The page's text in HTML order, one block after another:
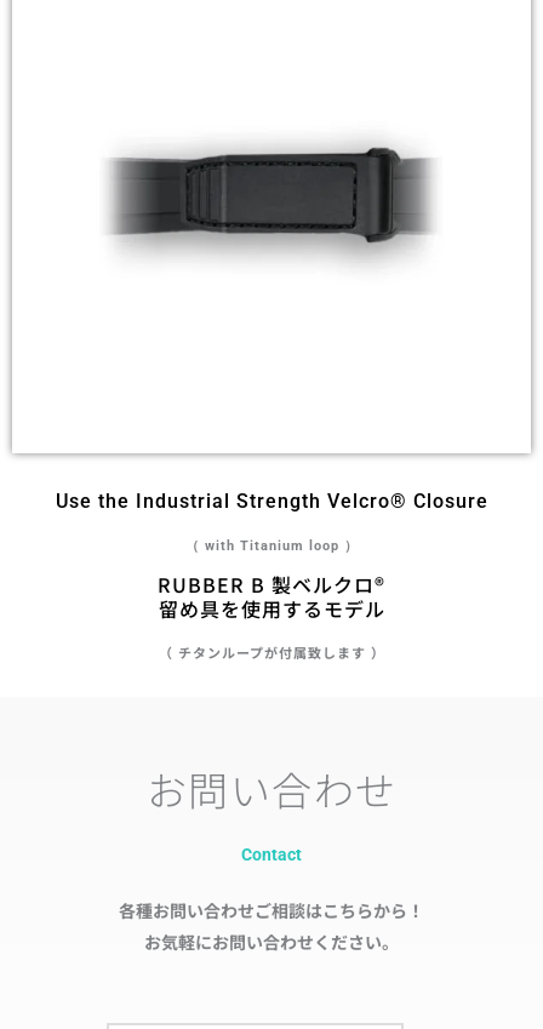
Use the Industrial Strength Velcro® Closure
（ with Titanium loop ）
RUBBER B 製ベルクロ®
留め具を使用するモデル
（ チタンループが付属致します ）
お問い合わせ
Contact
各種お問い合わせご相談はこちらから！
お気軽にお問い合わせください。